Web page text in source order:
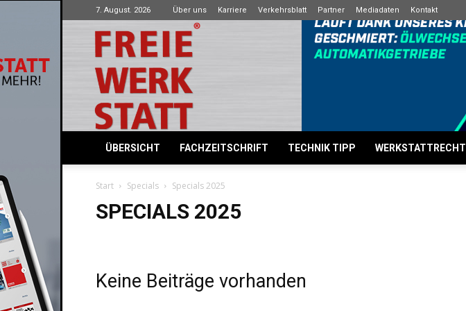
7. August. 2026 Über uns Karriere Verkehrsblatt Partner Mediadaten Kontakt
Freie
Werkstatt
ÜBERSICHT FACHZEITSCHRIFT TECHNIK TIPP WERKSTATTRECHT
Start Specials Specials 2025
SPECIALS 2025
Keine Beiträge vorhanden